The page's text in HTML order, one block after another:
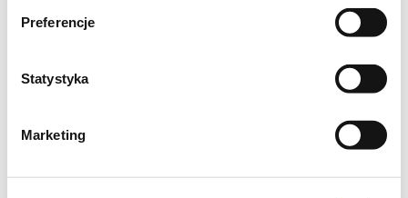
Preferencje
Statystyka
Marketing
te, które zostały po odciśnięciu domowego
w y k o n a n i e:
1. wszystkie składniki należy połączyć za